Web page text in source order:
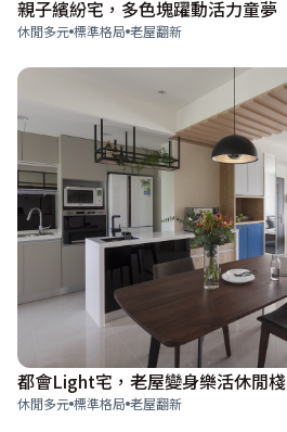
親子繽紛宅，多色塊躍動活力童夢
休閒多元 標準格局 老屋翻新
都會Light宅，老屋變身樂活休閒棧
休閒多元 標準格局 老屋翻新